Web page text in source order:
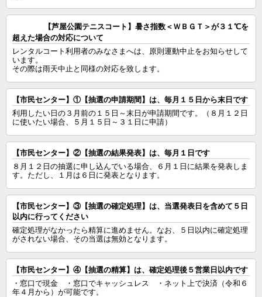
【芦屋公園テニスコート】暑さ指数＜ＷＢＧＴ＞が３１℃を
超えた場合の対応について
レンタルコート利用者のみなさまへは、原則運動中止をお知らせして
います。
その際は雨天中止と同様の対応を致します。
【市民センター】①【抽選の申請期間】は、毎月１５日から末日です
利用したい日の３月前の１５日～末日が申請期間です。（８月１２日
に使いたい場合、５月１５日～３１日に申請）
【市民センター】②【抽選の結果発表】は、毎月１日です
８月１２日の抽選に申し込んでいる場合、６月１日に結果を発表しま
す。ただし、１月は６日に発表となります。
【市民センター】③【抽選の確定処理】は、当選発表日を含めて５日
以内に行ってください
確定処理がなかったら精算に進めません。なお、５日以内に確定処理
がされない場合、その当選は無効となります。
【市民センター】④【抽選の精算】は、確定処理後５営業日以内です
・窓口で現金　・窓口でキャッシュレス　・ネット上で決済（令和６
年４月から）が可能です。